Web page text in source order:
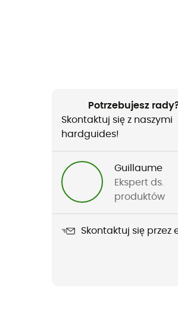
Potrzebujesz
Skontaktuj się z naszymi
hardguides!
Guillaume
Ekspert ds.
produktów
Skontaktuj się przez